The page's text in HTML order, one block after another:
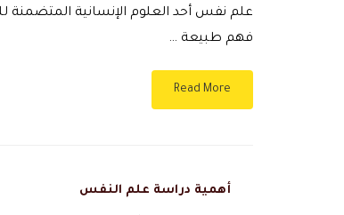
علم نفس أحد العلوم الإنسانية المتضمنة
فهم طبيعة …
Read More
أهمية دراسة علم النفس